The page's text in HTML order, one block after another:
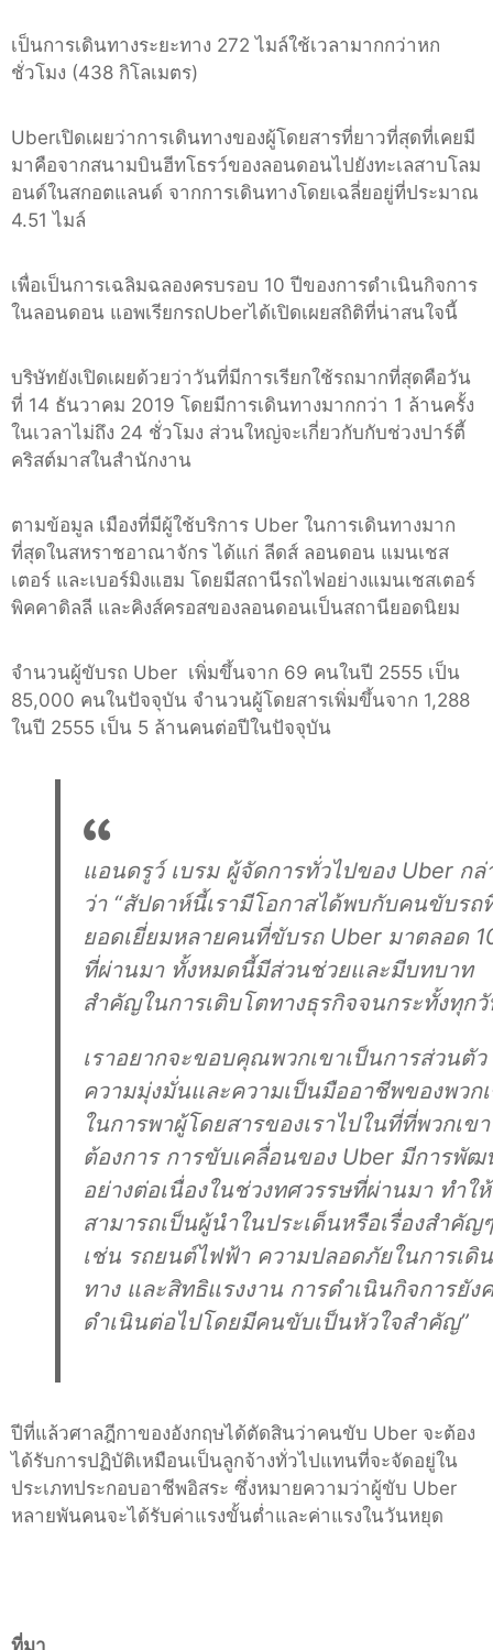
เป็นการเดินทางระยะทาง 272 ไมล์ใช้เวลามากกว่าหก
ชั่วโมง (438 กิโลเมตร)
Uberเปิดเผยว่าการเดินทางของผู้โดยสารที่ยาวที่สุดที่เคยมี
มาคือจากสนามบินฮีทโธรว์ของลอนดอนไปยังทะเลสาบโลม
อนด์ในสกอตแลนด์ จากการเดินทางโดยเฉลี่ยอยู่ที่ประมาณ
4.51 ไมล์
เพื่อเป็นการเฉลิมฉลองครบรอบ 10 ปีของการดำเนินกิจการ
ในลอนดอน แอพเรียกรถUberได้เปิดเผยสถิติที่น่าสนใจนี้
บริษัทยังเปิดเผยด้วยว่าวันที่มีการเรียกใช้รถมากที่สุดคือวัน
ที่ 14 ธันวาคม 2019 โดยมีการเดินทางมากกว่า 1 ล้านครั้ง
ในเวลาไม่ถึง 24 ชั่วโมง ส่วนใหญ่จะเกี่ยวกับกับช่วงปาร์ตี้
คริสต์มาสในสำนักงาน
ตามข้อมูล เมืองที่มีผู้ใช้บริการ Uber ในการเดินทางมาก
ที่สุดในสหราชอาณาจักร ได้แก่ ลีดส์ ลอนดอน แมนเชส
เตอร์ และเบอร์มิงแฮม โดยมีสถานีรถไฟอย่างแมนเชสเตอร์
พิคคาดิลลี และคิงส์ครอสของลอนดอนเป็นสถานียอดนิยม
จำนวนผู้ขับรถ Uber เพิ่มขึ้นจาก 69 คนในปี 2555 เป็น
85,000 คนในปัจจุบัน จำนวนผู้โดยสารเพิ่มขึ้นจาก 1,288
ในปี 2555 เป็น 5 ล้านคนต่อปีในปัจจุบัน
แอนดรูว์ เบรม ผู้จัดการทั่วไปของ Uber กล่
ว่า “สัปดาห์นี้เรามีโอกาสได้พบกับคนขับรถ
ยอดเยี่ยมหลายคนที่ขับรถ Uber มาตลอด
ที่ผ่านมา ทั้งหมดนี้มีส่วนช่วยและมีบทบาท
สำคัญในการเติบโตทางธุรกิจจนกระทั้งทุก
เราอยากจะขอบคุณพวกเขาเป็นการส่วนตัว
ความมุ่งมั่นและความเป็นมืออาชีพของพวก
ในการพาผู้โดยสารของเราไปในที่ที่พวกเขา
ต้องการ การขับเคลื่อนของ Uber มีการพัฒ
อย่างต่อเนื่องในช่วงทศวรรษที่ผ่านมา ทำให้
สามารถเป็นผู้นำในประเด็นหรือเรื่องสำคัญๆ
เช่น รถยนต์ไฟฟ้า ความปลอดภัยในการเดิน
ทาง และสิทธิแรงงาน การดำเนินกิจการยัง
ดำเนินต่อไปโดยมีคนขับเป็นหัวใจสำคัญ”
ปีที่แล้วศาลฎีกาของอังกฤษได้ตัดสินว่าคนขับ Uber จะต้อง
ได้รับการปฏิบัติเหมือนเป็นลูกจ้างทั่วไปแทนที่จะจัดอยู่ใน
ประเภทประกอบอาชีพอิสระ ซึ่งหมายความว่าผู้ขับ Uber
หลายพันคนจะได้รับค่าแรงขั้นต่ำและค่าแรงในวันหยุด